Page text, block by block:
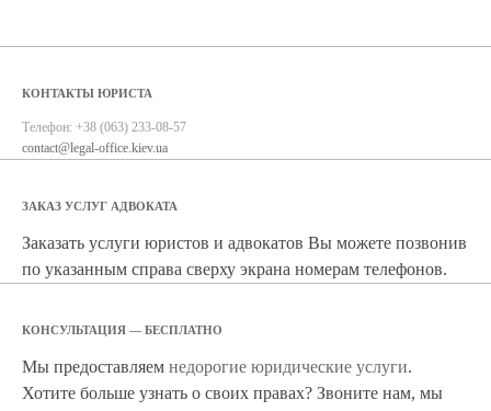
КОНТАКТЫ ЮРИСТА
Телефон: +38 (063) 233-08-57
contact@legal-office.kiev.ua
ЗАКАЗ УСЛУГ АДВОКАТА
Заказать услуги юристов и адвокатов Вы можете позвонив
по указанным справа сверху экрана номерам телефонов.
КОНСУЛЬТАЦИЯ — БЕСПЛАТНО
Мы предоставляем недорогие юридические услуги.
Хотите больше узнать о своих правах? Звоните нам, мы